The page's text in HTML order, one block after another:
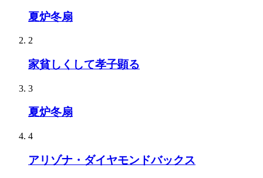
夏炉冬扇
2
家貧しくして孝子顕る
3
夏炉冬扇
4
アリゾナ・ダイヤモンドバックス